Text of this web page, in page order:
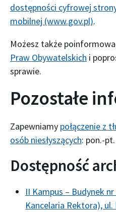
dostępności cyfrowej
mobilnej (www.gov.pl).
Możesz także
Praw Obywatelskich i
sprawie.
Pozostałe
Zapewniamy połączenie z
osób niesłyszących: pon.-
Dostępność
II Kampus – Budynek
Kancelaria Rektora),